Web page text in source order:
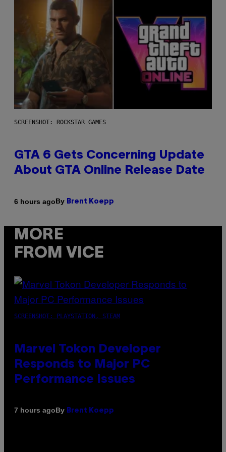
SCREENSHOT: ROCKSTAR GAMES
GTA 6 Gets Concerning Update
About GTA Online Release Date
6 hours agoBy Brent Koepp
MORE
FROM VICE
SCREENSHOT: PLAYSTATION, STEAM
Marvel Tokon Developer
Responds to Major PC
Performance Issues
7 hours agoBy Brent Koepp